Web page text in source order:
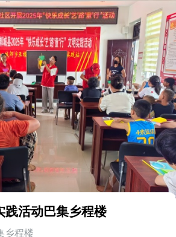
践活动巴集乡程楼
乡程楼